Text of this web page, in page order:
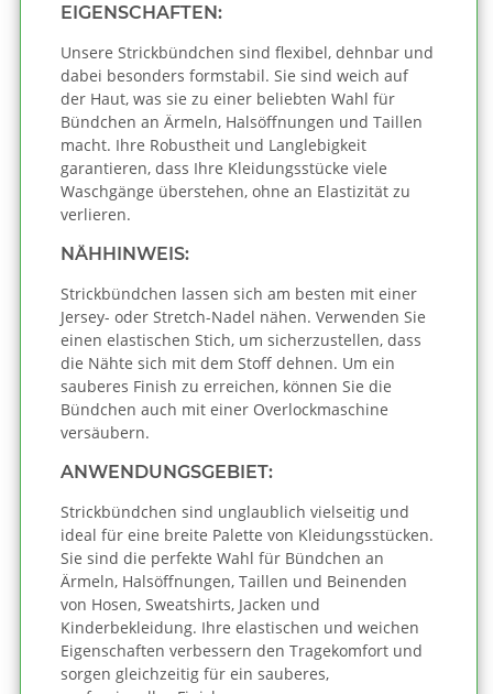
EIGENSCHAFTEN:
Unsere Strickbündchen sind flexibel, dehnbar und
dabei besonders formstabil. Sie sind weich auf
der Haut, was sie zu einer beliebten Wahl für
Bündchen an Ärmeln, Halsöffnungen und Taillen
macht. Ihre Robustheit und Langlebigkeit
garantieren, dass Ihre Kleidungsstücke viele
Waschgänge überstehen, ohne an Elastizität zu
verlieren.
NÄHHINWEIS:
Strickbündchen lassen sich am besten mit einer
Jersey- oder Stretch-Nadel nähen. Verwenden Sie
einen elastischen Stich, um sicherzustellen, dass
die Nähte sich mit dem Stoff dehnen. Um ein
sauberes Finish zu erreichen, können Sie die
Bündchen auch mit einer Overlockmaschine
versäubern.
ANWENDUNGSGEBIET:
Strickbündchen sind unglaublich vielseitig und
ideal für eine breite Palette von Kleidungsstücken.
Sie sind die perfekte Wahl für Bündchen an
Ärmeln, Halsöffnungen, Taillen und Beinenden
von Hosen, Sweatshirts, Jacken und
Kinderbekleidung. Ihre elastischen und weichen
Eigenschaften verbessern den Tragekomfort und
sorgen gleichzeitig für ein sauberes,